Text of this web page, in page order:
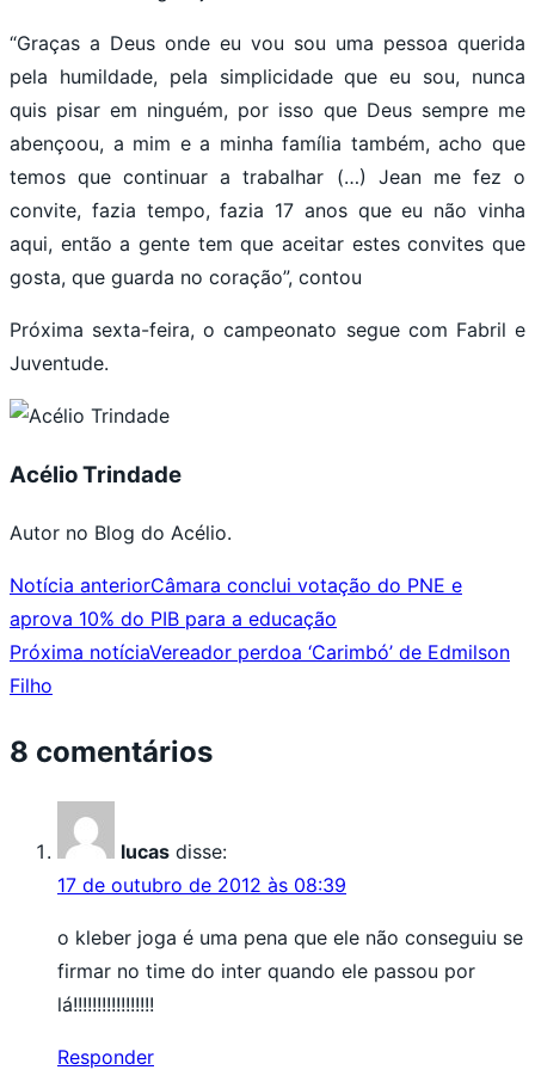
“Graças a Deus onde eu vou sou uma pessoa querida
pela humildade, pela simplicidade que eu sou, nunca
quis pisar em ninguém, por isso que Deus sempre me
abençoou, a mim e a minha família também, acho que
temos que continuar a trabalhar (…) Jean me fez o
convite, fazia tempo, fazia 17 anos que eu não vinha
aqui, então a gente tem que aceitar estes convites que
gosta, que guarda no coração”, contou
Próxima sexta-feira, o campeonato segue com Fabril e
Juventude.
Acélio Trindade
Autor no Blog do Acélio.
Notícia anteriorCâmara conclui votação do PNE e
aprova 10% do PIB para a educação
Próxima notíciaVereador perdoa ‘Carimbó’ de Edmilson
Filho
8 comentários
lucas disse:
17 de outubro de 2012 às 08:39
o kleber joga é uma pena que ele não conseguiu se
firmar no time do inter quando ele passou por
lá!!!!!!!!!!!!!!!!!
Responder